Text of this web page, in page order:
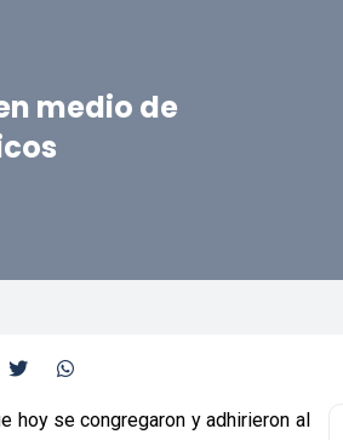
medio de
hoy se congregaron y adhirieron al